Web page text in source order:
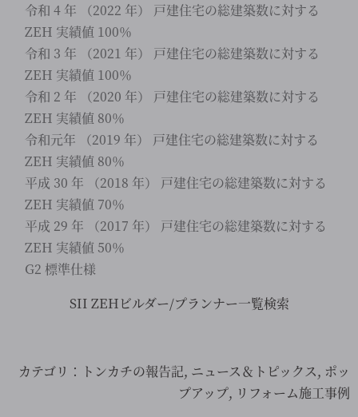
令和 4 年 （2022 年） 戸建住宅の総建築数に対する
ZEH 実績値 100％
令和 3 年 （2021 年） 戸建住宅の総建築数に対する
ZEH 実績値 100％
令和 2 年 （2020 年） 戸建住宅の総建築数に対する
ZEH 実績値 80％
令和元年 （2019 年） 戸建住宅の総建築数に対する
ZEH 実績値 80％
平成 30 年 （2018 年） 戸建住宅の総建築数に対する
ZEH 実績値 70％
平成 29 年 （2017 年） 戸建住宅の総建築数に対する
ZEH 実績値 50％
G2 標準仕様
SII ZEHビルダー/プランナー一覧検索
カテゴリ： トンカチの報告記, ニュース＆トピックス, ポッ
プアップ, リフォーム施工事例